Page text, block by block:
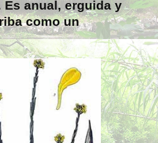
Es anual, erguida y
como un